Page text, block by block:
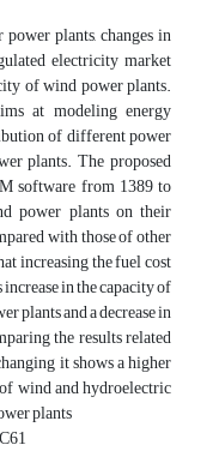
plants, changes in
electricity market
of wind power plants.
at modeling energy
of different power
plants. The proposed
software from 1389 to
power plants on their
with those of other
increasing the fuel cost
in the capacity of
plants and a decrease in
the results related
it shows a higher
wind and hydroelectric
plants